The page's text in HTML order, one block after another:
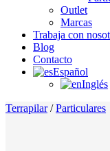
Outlet
Marcas
Trabaja con
Blog
Contacto
Español
Inglés
Terrapilar/Particulares